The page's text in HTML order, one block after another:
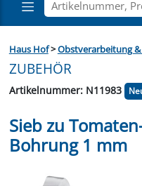
Haus Hof>Obstverarbeitung
ZUBEHÖR
Artikelnummer: N11983
Sieb zu
Bohrung 1 mm